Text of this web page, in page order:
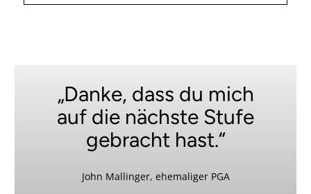
„Danke, dass du mich
auf die nächste Stufe
gebracht hast.“
John Mallinger, ehemaliger PGA